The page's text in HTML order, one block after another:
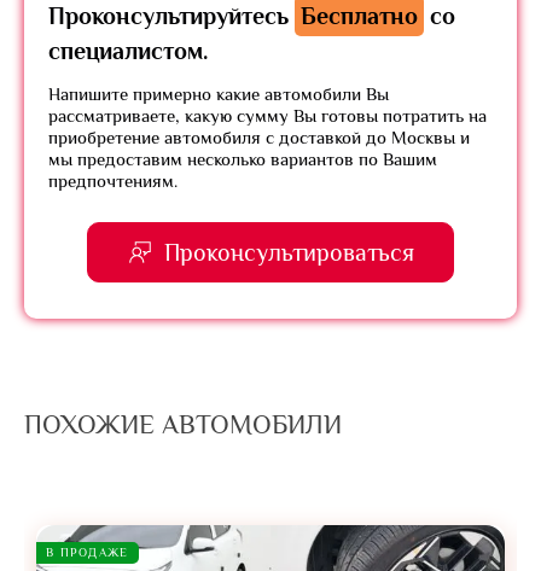
Проконсультируйтесь Бесплатно со
специалистом.
Напишите примерно какие автомобили Вы
рассматриваете, какую сумму Вы готовы потратить на
приобретение автомобиля с доставкой до Москвы и
мы предоставим несколько вариантов по Вашим
предпочтениям.
Проконсультироваться
ПОХОЖИЕ АВТОМОБИЛИ
В ПРОДАЖЕ